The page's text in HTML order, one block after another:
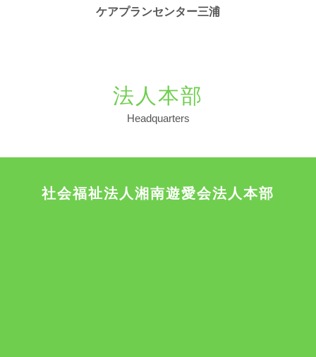
ケアプランセンター三浦
法人本部
Headquarters
社会福祉法人湘南遊愛会法人本部